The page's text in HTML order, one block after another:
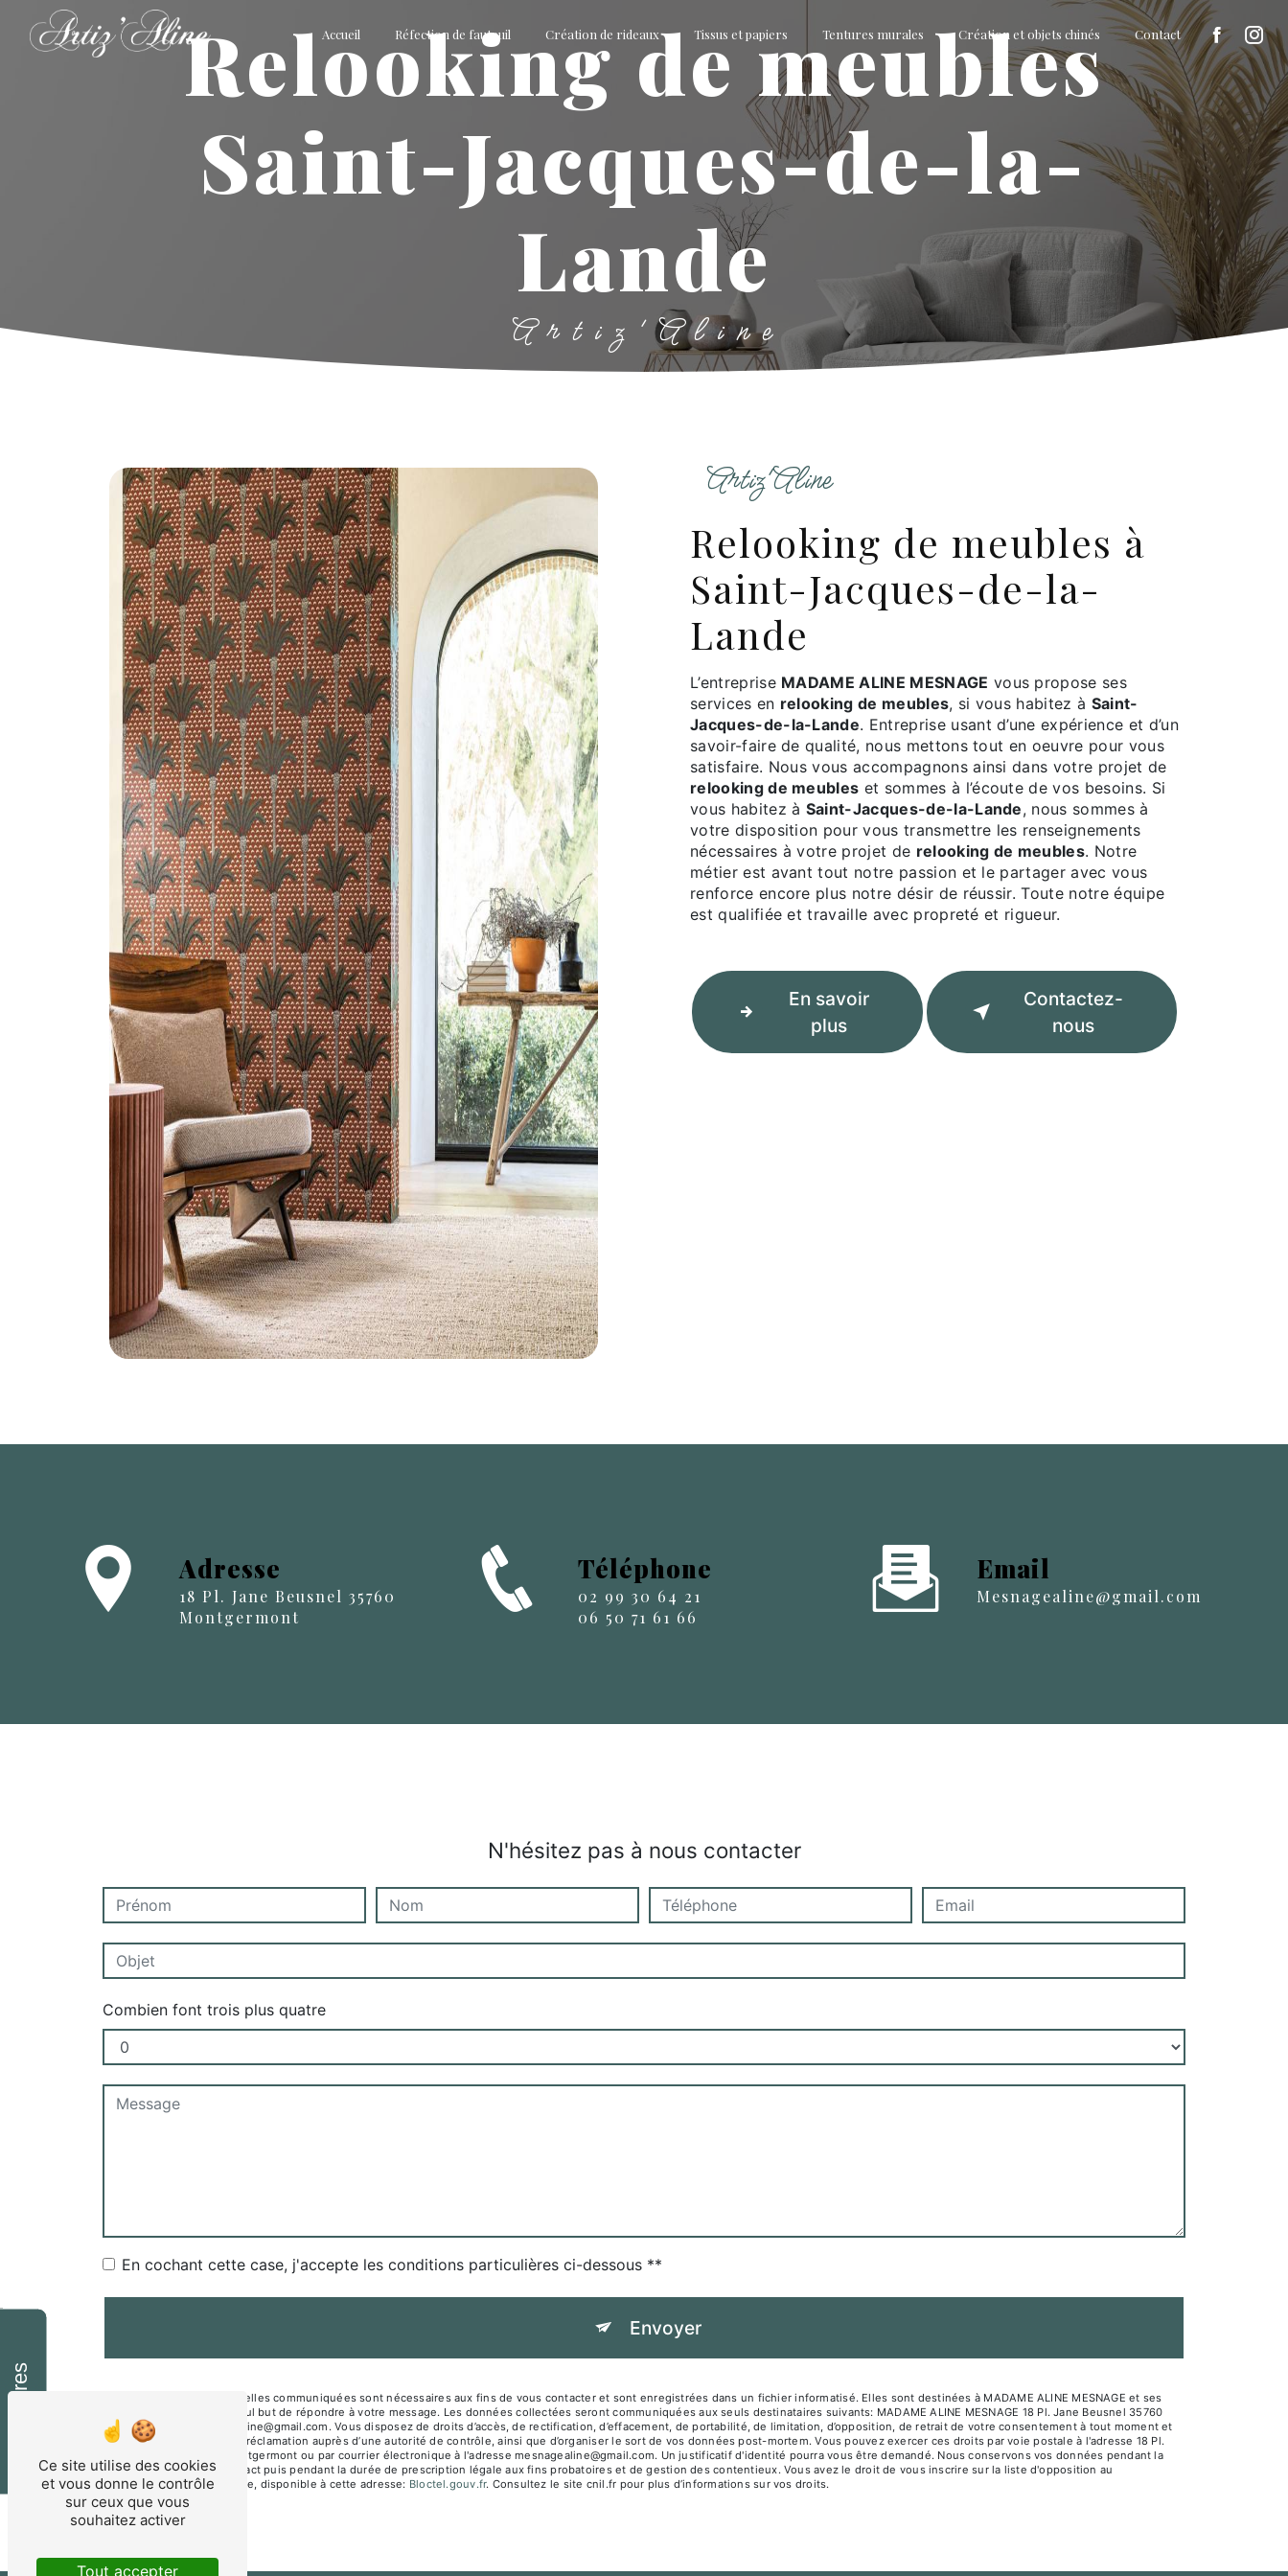
Accueil Réfection de fauteuil Création de rideaux Tissus et papiers Tentures murales Création et objets chinés Contact
relooking de meubles
Saint-Jacques-de-la-
Lande
Artiz'Aline
Artiz'Aline
relooking de meubles à
Saint-Jacques-de-la-
Lande
L’entreprise MADAME ALINE MESNAGE vous propose ses
services en relooking de meubles, si vous habitez à Saint-
Jacques-de-la-Lande. Entreprise usant d’une expérience et d’un
savoir-faire de qualité, nous mettons tout en oeuvre pour vous
satisfaire. Nous vous accompagnons ainsi dans votre projet de
relooking de meubles et sommes à l’écoute de vos besoins. Si
vous habitez à Saint-Jacques-de-la-Lande, nous sommes à
votre disposition pour vous transmettre les renseignements
nécessaires à votre projet de relooking de meubles. Notre
métier est avant tout notre passion et le partager avec vous
renforce encore plus notre désir de réussir. Toute notre équipe
est qualifiée et travaille avec propreté et rigueur.
En savoir
plus
Contactez-
nous
Adresse
18 Pl. Jane Beusnel 35760
Montgermont
Téléphone
02 99 30 64 21
06 50 71 61 66
Email
mesnagealine@gmail.com
N'hésitez pas à nous contacter
Combien font trois plus quatre
En cochant cette case, j'accepte les conditions particulières ci-dessous **
Envoyer
** Les données personnelles communiquées sont nécessaires aux fins de vous contacter et sont enregistrées dans un fichier informatisé. Elles sont destinées à MADAME ALINE MESNAGE et ses
sous-traitants dans le seul but de répondre à votre message. Les données collectées seront communiquées aux seuls destinataires suivants: MADAME ALINE MESNAGE 18 Pl. Jane Beusnel 35760
Montgermont mesnagealine@gmail.com. Vous disposez de droits d’accès, de rectification, d’effacement, de portabilité, de limitation, d’opposition, de retrait de votre consentement à tout moment et
du droit d’introduire une réclamation auprès d’une autorité de contrôle, ainsi que d’organiser le sort de vos données post-mortem. Vous pouvez exercer ces droits par voie postale à l'adresse 18 Pl.
Jane Beusnel 35760 Montgermont ou par courrier électronique à l'adresse mesnagealine@gmail.com. Un justificatif d'identité pourra vous être demandé. Nous conservons vos données pendant la
période de prise de contact puis pendant la durée de prescription légale aux fins probatoires et de gestion des contentieux. Vous avez le droit de vous inscrire sur la liste d'opposition au
démarchage téléphonique, disponible à cette adresse:
Bloctel.gouv.fr. Consultez le site cnil.fr pour plus d’informations sur vos droits.
Horaires
Panneau de gestion des cookies
Ce site utilise des cookies
et vous donne le contrôle
sur ceux que vous
souhaitez activer
Tout accepter